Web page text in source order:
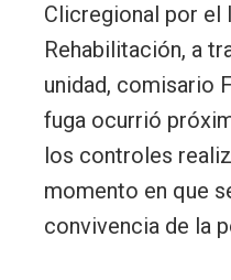
Clicregional por el
Rehabilitación, a
unidad, comisario
fuga ocurrió
los controles
momento en que
convivencia de la